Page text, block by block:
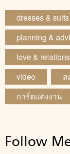
dresses & suits
planning &
love &
video
ส
การ์ดแต่งงาน
Follow